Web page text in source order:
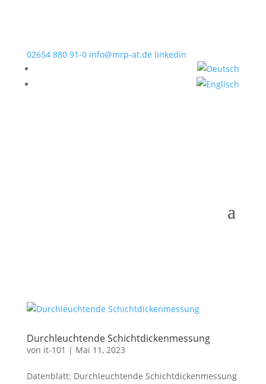
02654 880 91-0 info@mrp-at.de linkedin
Durchleuchtende Schichtdickenmessung
von it-101 | Mai 11, 2023
Datenblatt: Durchleuchtende Schichtdickenmessung